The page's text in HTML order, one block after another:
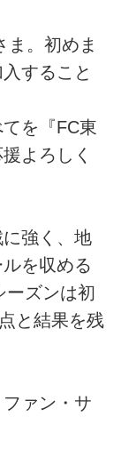
ま。初めま
すること
を『FC東
よろしく
強く、地
を収める
ーズンは初
と結果を残
ァン・サ